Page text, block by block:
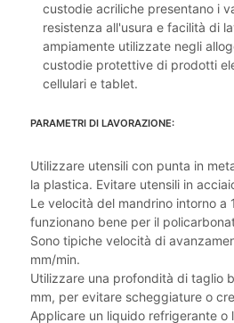
custodie acriliche presentano i
resistenza all'usura e facilità di
ampiamente utilizzate negli
custodie protettive di prodotti
cellulari e tablet.
PARAMETRI DI LAVORAZIONE:
Utilizzare utensili con punta in
la plastica. Evitare utensili in
Le velocità del mandrino intorno
funzionano bene per il
Sono tipiche velocità di
mm/min.
Utilizzare una profondità di taglio
mm, per evitare scheggiature o
Applicare un liquido refrigerante